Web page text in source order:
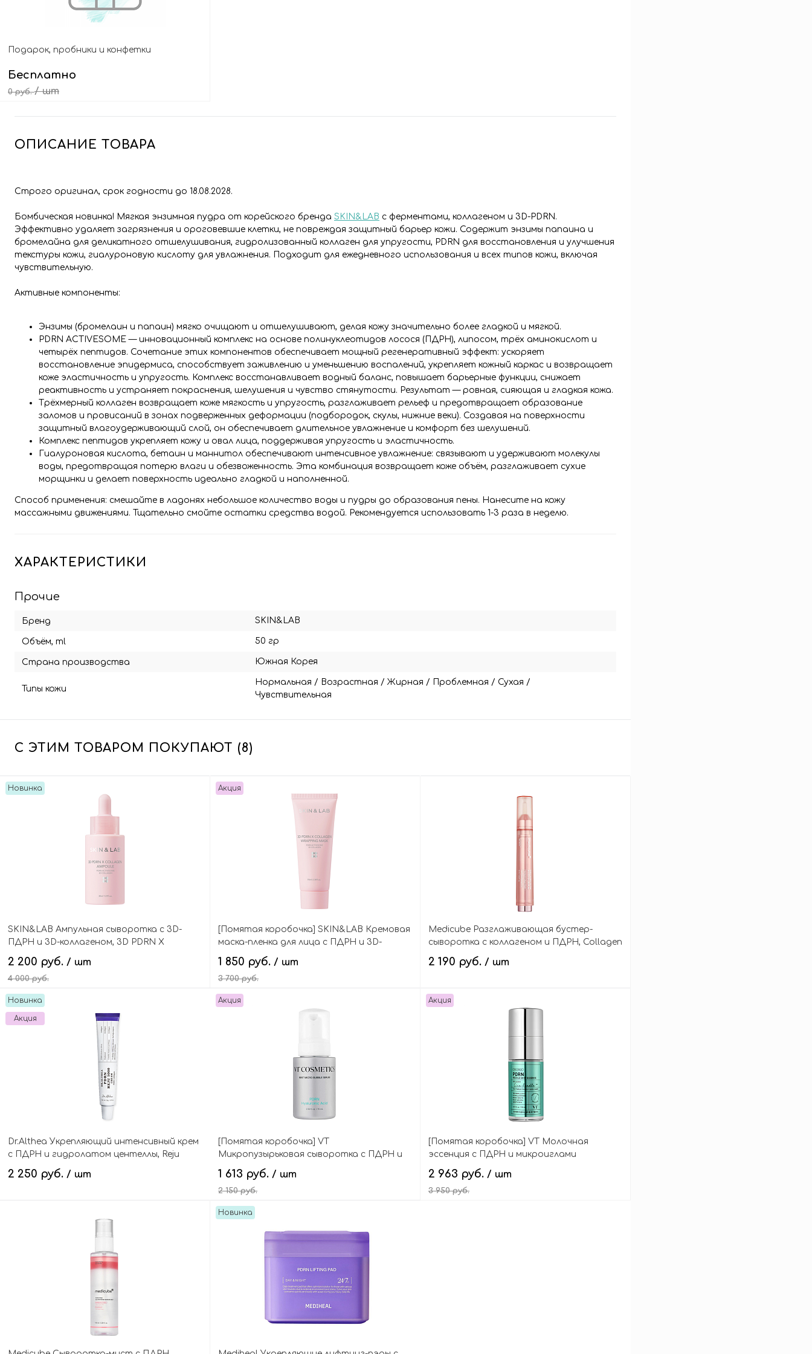
Подарок, пробники и конфетки
Бесплатно
0 руб./ шт
ОПИСАНИЕ ТОВАРА
Строго оригинал, срок годности до 18.08.2028.
Бомбическая новинка! Мягкая энзимная пудра от корейского бренда SKIN&LAB с ферментами, коллагеном и 3D-PDRN.
Эффективно удаляет загрязнения и ороговевшие клетки, не повреждая защитный барьер кожи. Содержит энзимы папаина и
бромелайна для деликатного отшелушивания, гидролизованный коллаген для упругости, PDRN для восстановления и улучшения
текстуры кожи, гиалуроновую кислоту для увлажнения. Подходит для ежедневного использования и всех типов кожи, включая
чувствительную.
Активные компоненты:
Энзимы (бромелаин и папаин) мягко очищают и отшелушивают, делая кожу значительно более гладкой и мягкой.
PDRN ACTIVESOME — инновационный комплекс на основе полинуклеотидов лосося (ПДРН), липосом, трёх аминокислот и
четырёх пептидов. Сочетание этих компонентов обеспечивает мощный регенеративный эффект: ускоряет
восстановление эпидермиса, способствует заживлению и уменьшению воспалений, укрепляет кожный каркас и возвращает
коже эластичность и упругость. Комплекс восстанавливает водный баланс, повышает барьерные функции, снижает
реактивность и устраняет покраснения, шелушения и чувство стянутости. Результат — ровная, сияющая и гладкая кожа.
Трёхмерный коллаген возвращает коже мягкость и упругость, разглаживает рельеф и предотвращает образование
заломов и провисаний в зонах подверженных деформации (подбородок, скулы, нижние веки). Создавая на поверхности
защитный влагоудерживающий слой, он обеспечивает длительное увлажнение и комфорт без шелушений.
Комплекс пептидов укрепляет кожу и овал лица, поддерживая упругость и эластичность.
Гиалуроновая кислота, бетаин и маннитол обеспечивают интенсивное увлажнение: связывают и удерживают молекулы
воды, предотвращая потерю влаги и обезвоженность. Эта комбинация возвращает коже объём, разглаживает сухие
морщинки и делает поверхность идеально гладкой и наполненной.
Способ применения: смешайте в ладонях небольшое количество воды и пудры до образования пены. Нанесите на кожу
массажными движениями. Тщательно смойте остатки средства водой. Рекомендуется использовать 1-3 раза в неделю.
ХАРАКТЕРИСТИКИ
Прочие
Бренд SKIN&LAB
Объём, ml 50 гр
Страна производства Южная Корея
Типы кожи
Нормальная / Возрастная / Жирная / Проблемная / Сухая /
Чувствительная
С ЭТИМ ТОВАРОМ ПОКУПАЮТ (8)
Новинка
SKIN&LAB Ампульная сыворотка с 3D-
ПДРН и 3D-коллагеном, 3D PDRN X
Collagen Ampoule
2 200 руб. / шт
4 000 руб.
В корзину
Акция
[Помятая коробочка] SKIN&LAB Кремовая
маска-пленка для лица с ПДРН и 3D-
коллагеном, 3D PDRN X Collagen Wrapping
Mask
1 850 руб. / шт
3 700 руб.
В корзину
Medicube Разглаживающая бустер-
сыворотка с коллагеном и ПДРН, Collagen
Glow Booster Serum
2 190 руб. / шт
В корзину
Новинка
Акция
Dr.Althea Укрепляющий интенсивный крем
с ПДРН и гидролатом центеллы, Reju
5000 Cream PDRN
2 250 руб. / шт
В корзину
Акция
[Помятая коробочка] VT
Микропузырьковая сыворотка с ПДРН и
гиалуроновой кислотой, Cosmetics PDRN
Hyaluronic Mint Micro Bubble Serum
1 613 руб. / шт
2 150 руб.
Акция
[Помятая коробочка] VT Молочная
эссенция с ПДРН и микроиглами
(спикулами), PDRN Reedle Shot Essence
2 963 руб. / шт
3 950 руб.
Новинка